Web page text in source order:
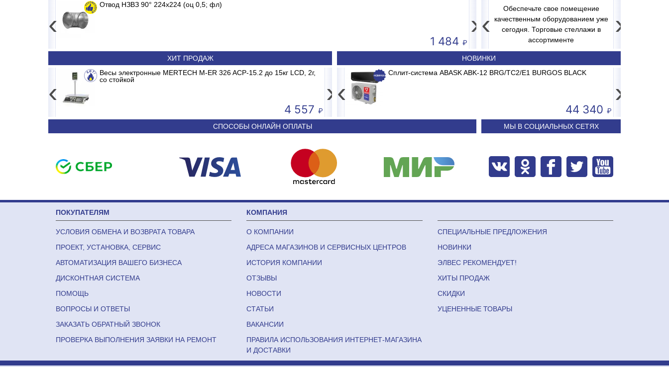
оборудование. Сохрани свежесть
Обеспечьте свое помещение
качественным оборудованием уже
сегодня. Торговые стеллажи в
ассортименте
‹ ›
Отвод НЗВЗ 90° 224х224 (оц 0,5; фл)
1 484
‹ ›
ХИТ ПРОДАЖ
Весы электронные MERTECH M-ER 326 ACP-15.2 до 15кг LCD, 2г,
со стойкой
4 557
Весы электронные MERTECH M-ER 326 AC-15.2 до 15кг LCD, 2г, без стойки
3 681
‹ ›
НОВИНКИ
Сплит-система ABASK ABK/INV-18 MDR/MB2/E1 MADRID INVERTER
50 590
Сплит-система ABASK ABK-12 BRG/TC2/E1 BURGOS BLACK
44 340
‹ ›
СПОСОБЫ ОНЛАЙН ОПЛАТЫ МЫ В СОЦИАЛЬНЫХ СЕТЯХ
ПОКУПАТЕЛЯМ
УСЛОВИЯ ОБМЕНА И ВОЗВРАТА ТОВАРА
ПРОЕКТ, УСТАНОВКА, СЕРВИС
АВТОМАТИЗАЦИЯ ВАШЕГО БИЗНЕСА
ДИСКОНТНАЯ СИСТЕМА
ПОМОЩЬ
ВОПРОСЫ И ОТВЕТЫ
ЗАКАЗАТЬ ОБРАТНЫЙ ЗВОНОК
ПРОВЕРКА ВЫПОЛНЕНИЯ ЗАЯВКИ НА РЕМОНТ
КОМПАНИЯ
О КОМПАНИИ
АДРЕСА МАГАЗИНОВ И СЕРВИСНЫХ ЦЕНТРОВ
ИСТОРИЯ КОМПАНИИ
ОТЗЫВЫ
НОВОСТИ
СТАТЬИ
ВАКАНСИИ
ПРАВИЛА ИСПОЛЬЗОВАНИЯ ИНТЕРНЕТ-МАГАЗИНА
И ДОСТАВКИ
СПЕЦИАЛЬНЫЕ ПРЕДЛОЖЕНИЯ
НОВИНКИ
ЭЛВЕС РЕКОМЕНДУЕТ!
ХИТЫ ПРОДАЖ
СКИДКИ
УЦЕНЕННЫЕ ТОВАРЫ